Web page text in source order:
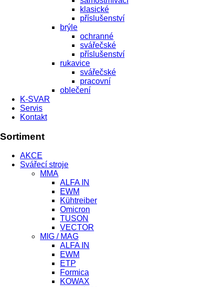
klasické
příslušenství
brýle
ochranné
svářečské
příslušenství
rukavice
svářečské
pracovní
oblečení
K-SVAR
Servis
Kontakt
Sortiment
AKCE
Svářecí stroje
MMA
ALFA IN
EWM
Kühtreiber
Omicron
TUSON
VECTOR
MIG / MAG
ALFA IN
EWM
ETP
Formica
KOWAX